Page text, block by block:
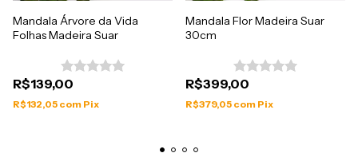
Mandala Árvore da Vida
Folhas Madeira Suar
R$139,00
R$132,05 com Pix
Mandala Flor Madeira Suar
30cm
R$399,00
R$379,05 com Pix